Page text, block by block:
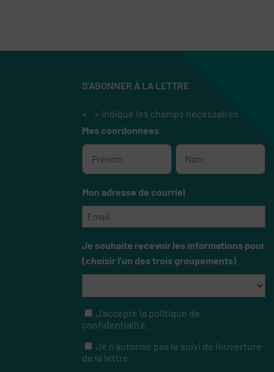
S’ABONNER À LA LETTRE
« * » indique les champs nécessaires
Mes coordonnées*
Mon adresse de courriel *
Je souhaite recevoir les informations pour
(choisir l'un des trois groupements)*
RGPDJ’accepte la politique de
confidentialité.
RGPDJe n'autorise pas le suivi de l'ouverture
de la lettre